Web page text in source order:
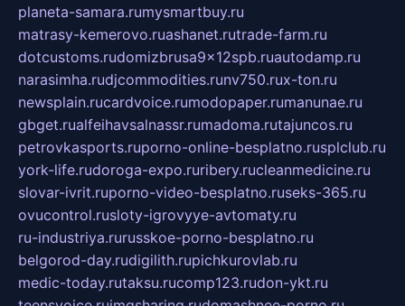
planeta-samara.rumysmartbuy.ru
matrasy-kemerovo.ruashanet.rutrade-farm.ru
dotcustoms.rudomizbrusa9x12spb.ruautodamp.ru
narasimha.rudjcommodities.runv750.rux-ton.ru
newsplain.rucardvoice.rumodopaper.rumanunae.ru
gbget.rualfeihavsalnassr.rumadoma.rutajuncos.ru
petrovkasports.ruporno-online-besplatno.rusplclub.ru
york-life.rudoroga-expo.ruribery.rucleanmedicine.ru
slovar-ivrit.ruporno-video-besplatno.ruseks-365.ru
ovucontrol.rusloty-igrovyye-avtomaty.ru
ru-industriya.rurusskoe-porno-besplatno.ru
belgorod-day.rudigilith.rupichkurovlab.ru
medic-today.rutaksu.rucomp123.rudon-ykt.ru